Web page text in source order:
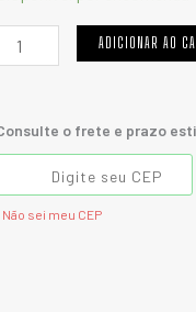
ADICIONAR AO
o frete e prazo
Não sei meu CEP